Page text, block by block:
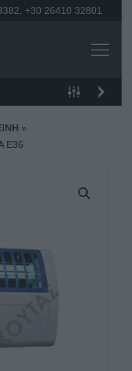
+30 26410 32801
»
E36